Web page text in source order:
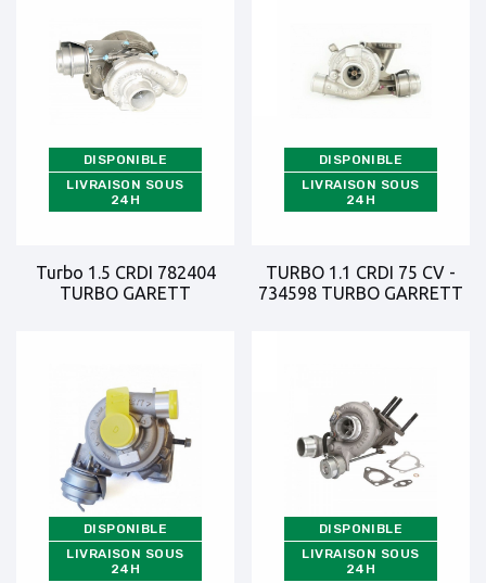
DISPONIBLE
LIVRAISON SOUS
24H
Turbo 1.5 CRDI 782404
TURBO GARETT
DISPONIBLE
LIVRAISON SOUS
24H
TURBO 1.1 CRDI 75 CV -
734598 TURBO GARRETT
DISPONIBLE
LIVRAISON SOUS
24H
DISPONIBLE
LIVRAISON SOUS
24H